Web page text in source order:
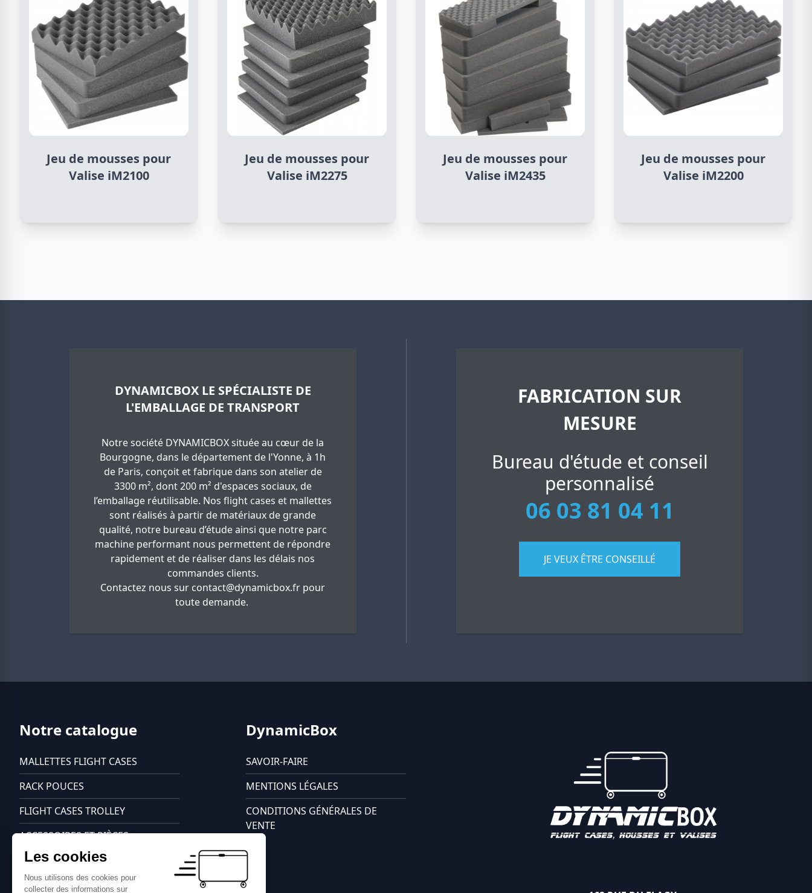
Jeu de mousses pour
Valise iM2100
Jeu de mousses pour
Valise iM2275
Jeu de mousses pour
Valise iM2435
Jeu de mousses pour
Valise iM2200
DYNAMICBOX LE SPÉCIALISTE DE
L'EMBALLAGE DE TRANSPORT
Notre société DYNAMICBOX située au cœur de la
Bourgogne, dans le département de l'Yonne, à 1h
de Paris, conçoit et fabrique dans son atelier de
3300 m², dont 200 m² d'espaces sociaux, de
l’emballage réutilisable. Nos flight cases et mallettes
sont réalisés à partir de matériaux de grande
qualité, notre bureau d’étude ainsi que notre parc
machine performant nous permettent de répondre
rapidement et de réaliser dans les délais nos
commandes clients.
Contactez nous sur contact@dynamicbox.fr pour
toute demande.
FABRICATION SUR
MESURE
Bureau d'étude et conseil
personnalisé
06 03 81 04 11
JE VEUX ÊTRE CONSEILLÉ
Notre catalogue
MALLETTES FLIGHT CASES
RACK POUCES
FLIGHT CASES TROLLEY
ACCESSOIRES ET PIÈCES
DÉTACHÉES
FLIGHT CASES CÂBLES PRO
DynamicBox
SAVOIR-FAIRE
MENTIONS LÉGALES
CONDITIONS GÉNÉRALES DE
VENTE
Les cookies
Nous utilisons des cookies pour
collecter des informations sur